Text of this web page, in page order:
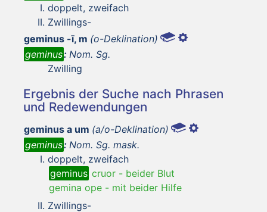
doppelt, zweifach
Zwillings-
geminus -ī, m (o-Deklination)
geminus: Nom. Sg.
Zwilling
Ergebnis der Suche nach Phrasen
und Redewendungen
geminus a um (a/o-Deklination)
geminus: Nom. Sg. mask.
doppelt, zweifach
geminus cruor - beider Blut
gemina ope - mit beider Hilfe
Zwillings-